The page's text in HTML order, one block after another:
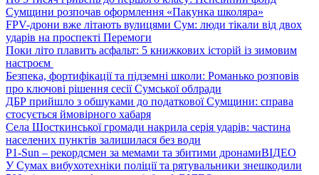
Сумщини розпочав оформлення «Пакунка школяра»
FPV-дрони вже літають вулицями Сум: люди тікали від двох
ударів на проспекті Перемоги
Поки літо плавить асфальт: 5 книжкових історій із зимовим
настроєм
Безпека, фортифікації та підземні школи: Романько розповів
про ключові рішення сесії Сумської облради
ДБР прийшло з обшуками до податкової Сумщини: справа
стосується ймовірного хабаря
Села Шосткинської громади накрила серія ударів: частина
населених пунктів залишилася без води
P1-Sun – рекордсмен за мемами та збитими дронамиВІДЕО
У Сумах вибухотехніки поліції та рятувальники знешкодили